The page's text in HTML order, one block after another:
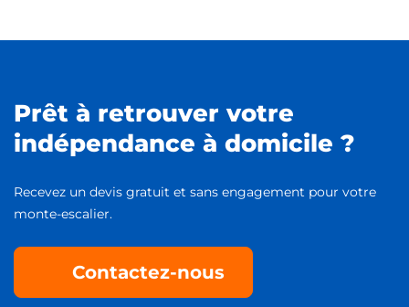
Prêt à retrouver votre
indépendance à domicile ?
Recevez un devis gratuit et sans engagement pour votre
monte-escalier.
Contactez-nous